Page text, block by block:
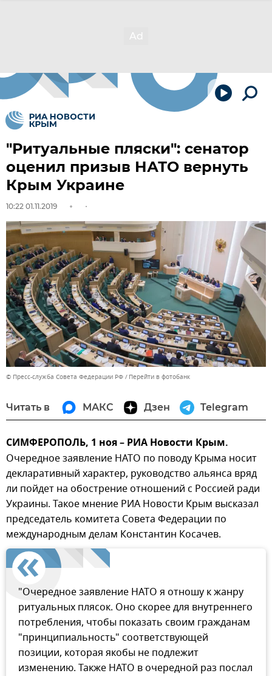
"Ритуальные пляски": сенатор
оценил призыв НАТО вернуть
Крым Украине
10:22 01.11.2019
© Пресс-служба Совета Федерации РФ Перейти в фотобанк
Читать в МАКС Дзен Telegram
СИМФЕРОПОЛЬ, 1 ноя – РИА Новости Крым.
Очередное заявление НАТО по поводу Крыма носит
декларативный характер, руководство альянса вряд
ли пойдет на обострение отношений с Россией ради
Украины. Такое мнение РИА Новости Крым высказал
председатель комитета Совета Федерации по
международным делам Константин Косачев.
"Очередное заявление НАТО я отношу к жанру
ритуальных плясок. Оно скорее для внутреннего
потребления, чтобы показать своим гражданам
"принципиальность" соответствующей
позиции, которая якобы не подлежит
изменению. Также НАТО в очередной раз послал